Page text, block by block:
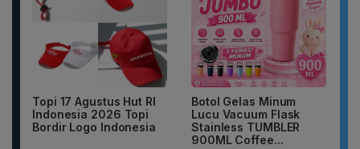
Topi 17 Agustus Hut RI
Indonesia 2026 Topi
Bordir Logo Indonesia
Botol Gelas Minum
Lucu Vacuum Flask
Stainless TUMBLER
900ML Coffee...